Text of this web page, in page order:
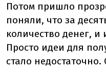
Потом пришло
поняли, что за
количество денег,
Просто идеи для
стало